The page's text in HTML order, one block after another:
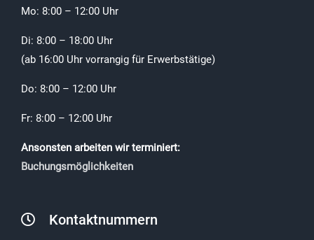
Mo: 8:00 – 12:00 Uhr
Di: 8:00 – 18:00 Uhr
(ab 16:00 Uhr vorrangig für Erwerbstätige)
Do: 8:00 – 12:00 Uhr
Fr: 8:00 – 12:00 Uhr
Ansonsten arbeiten wir terminiert:
Buchungsmöglichkeiten
Kontaktnummern